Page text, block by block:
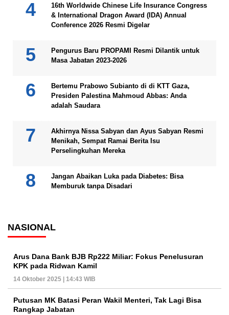
16th Worldwide Chinese Life Insurance Congress
& International Dragon Award (IDA) Annual
Conference 2026 Resmi Digelar
Pengurus Baru PROPAMI Resmi Dilantik untuk
Masa Jabatan 2023-2026
Bertemu Prabowo Subianto di di KTT Gaza,
Presiden Palestina Mahmoud Abbas: Anda
adalah Saudara
Akhirnya Nissa Sabyan dan Ayus Sabyan Resmi
Menikah, Sempat Ramai Berita Isu
Perselingkuhan Mereka
Jangan Abaikan Luka pada Diabetes: Bisa
Memburuk tanpa Disadari
NASIONAL
Arus Dana Bank BJB Rp222 Miliar: Fokus Penelusuran
KPK pada Ridwan Kamil
14 Oktober 2025 | 14:43 WIB
Putusan MK Batasi Peran Wakil Menteri, Tak Lagi Bisa
Rangkap Jabatan